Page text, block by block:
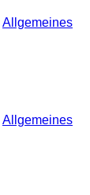
Allgemeines
Allgemeines